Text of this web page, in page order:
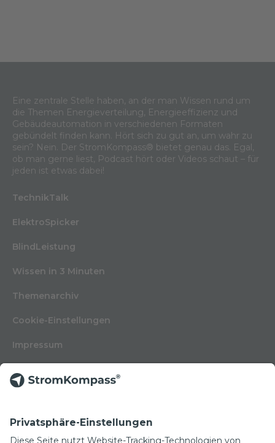
Eine zentrale Stelle haben, an der man Wissen rund um
die Themen Energieverteilung, Energieeffizienz und
Gebäudeautomation in verschiedenen Formaten
gebündelt finden kann. Hört sich zu gut an, um wahr zu
sein? Nein. Der StromKompass® bietet genau das. Egal,
ob man gerne liest, Podcast hört oder Videos schaut – für
jeden ist etwas dabei!
TechnikTalk
ElektroSpicker
BlindLeistung
Wissen in 3 Minuten
Themenarchiv
Cookie-Einstellungen
Impressum
Kontakt